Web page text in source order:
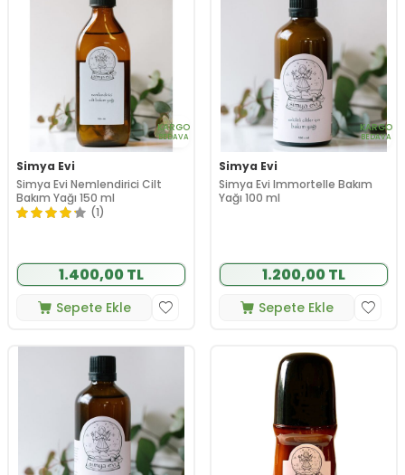
KARGO
BEDAVA
Simya Evi
Simya Evi Nemlendirici Cilt
Bakım Yağı 150 ml
(1)
1.400,00 TL
Sepete Ekle
KARGO
BEDAVA
Simya Evi
Simya Evi Immortelle Bakım
Yağı 100 ml
1.200,00 TL
Sepete Ekle